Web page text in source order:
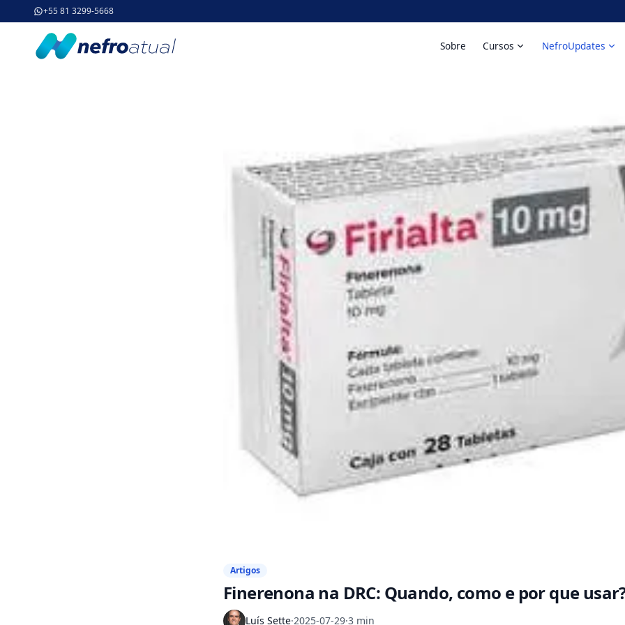
+55 81 3299-5668
Sobre Cursos NefroUpdates
Artigos
Finerenona na DRC: Quando, como e por que
Luís Sette·2025-07-29·3 min